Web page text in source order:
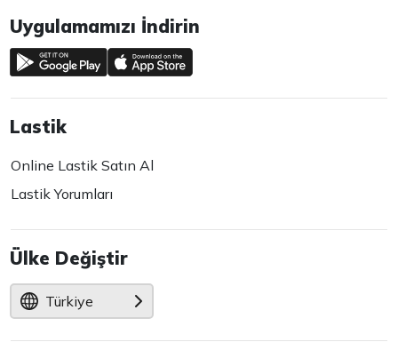
Uygulamamızı İndirin
Lastik
Online Lastik Satın Al
Lastik Yorumları
Ülke Değiştir
Türkiye